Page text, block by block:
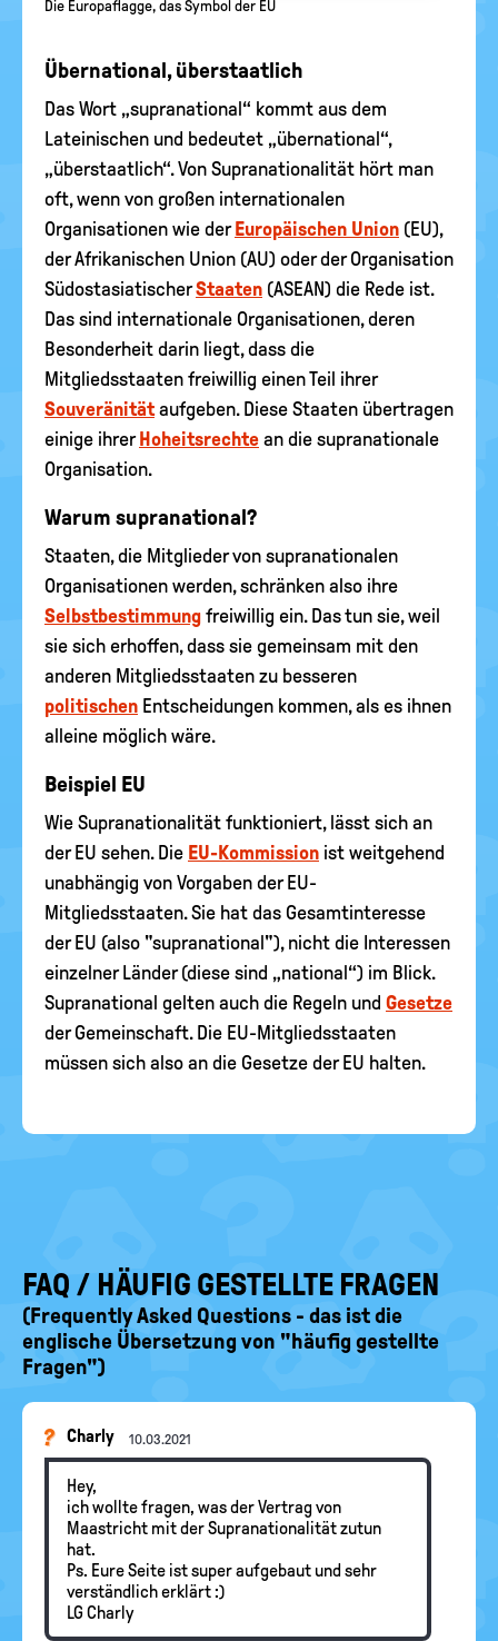
Die Europaflagge, das Symbol der EU
Übernational, überstaatlich
Das Wort „supranational“ kommt aus dem
Lateinischen und bedeutet „übernational“,
„überstaatlich“. Von Supranationalität hört man
oft, wenn von großen internationalen
Organisationen wie der Europäischen Union (EU),
der Afrikanischen Union (AU) oder der Organisation
SüdostasiatischerStaaten (ASEAN) die Rede ist.
Das sind internationale Organisationen, deren
Besonderheit darin liegt, dass die
Mitgliedsstaaten freiwillig einen Teil ihrer
Souveränitätaufgeben. Diese Staaten übertragen
einige ihrer Hoheitsrechte an die supranationale
Organisation.
Warum supranational?
Staaten, die Mitglieder von supranationalen
Organisationen werden, schränken also ihre
Selbstbestimmung freiwillig ein. Das tun sie, weil
sie sich erhoffen, dass sie gemeinsam mit den
anderen Mitgliedsstaaten zu besseren
politischen Entscheidungen kommen, als es ihnen
alleine möglich wäre.
Beispiel EU
Wie Supranationalität funktioniert, lässt sich an
der EU sehen. Die EU-Kommission ist weitgehend
unabhängig von Vorgaben der EU-
Mitgliedsstaaten. Sie hat das Gesamtinteresse
der EU (also "supranational"), nicht die Interessen
einzelner Länder (diese sind „national“) im Blick.
Supranational gelten auch die Regeln und Gesetze
der Gemeinschaft. Die EU-Mitgliedsstaaten
müssen sich also an die Gesetze der EU halten.
FAQ / HÄUFIG GESTELLTE FRAGEN
(Frequently Asked Questions - das ist die
englische Übersetzung von "häufig gestellte
Fragen")
Charly 10.03.2021
Hey,
ich wollte fragen, was der Vertrag von
Maastricht mit der Supranationalität zutun
hat.
Ps. Eure Seite ist super aufgebaut und sehr
verständlich erklärt :)
LG Charly